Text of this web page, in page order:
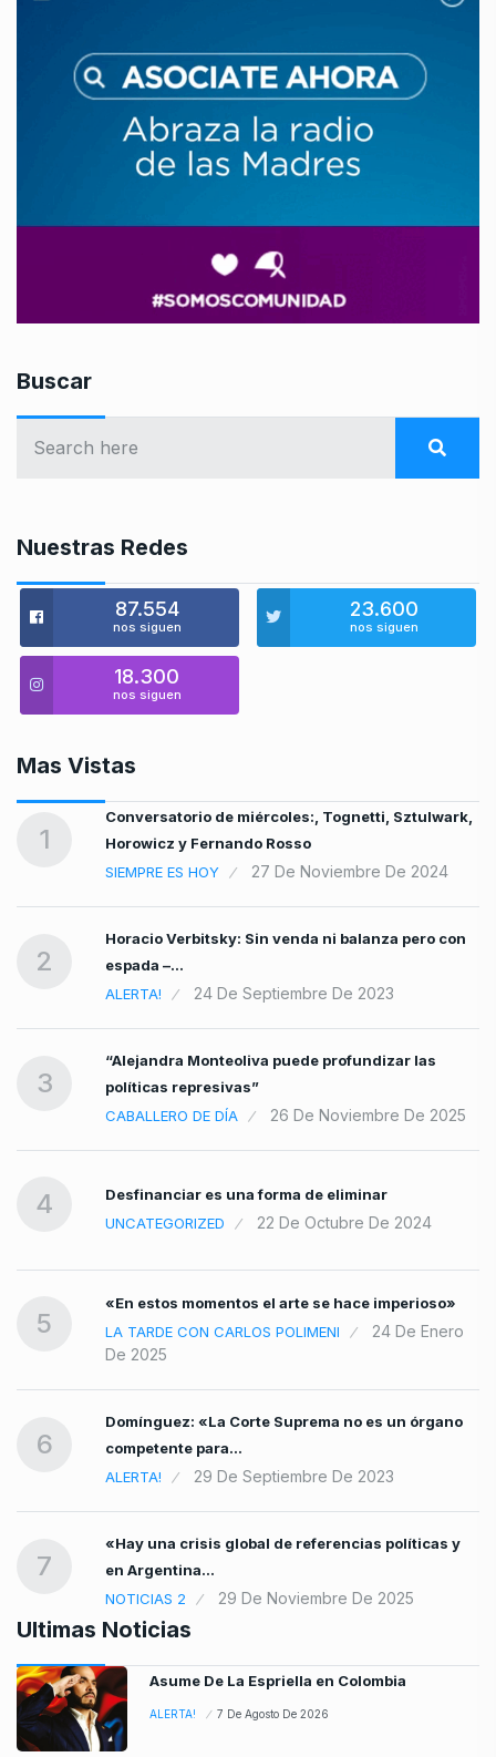
Buscar
Nuestras Redes
87.554
nos siguen
23.600
nos siguen
18.300
nos siguen
Mas Vistas
1
Conversatorio de miércoles:, Tognetti, Sztulwark,
Horowicz y Fernando Rosso
SIEMPRE ES HOY
27 De Noviembre De 2024
2
Horacio Verbitsky: Sin venda ni balanza pero con
espada –…
ALERTA!
24 De Septiembre De 2023
3
“Alejandra Monteoliva puede profundizar las
políticas represivas”
CABALLERO DE DÍA
26 De Noviembre De 2025
4
Desfinanciar es una forma de eliminar
UNCATEGORIZED
22 De Octubre De 2024
5
«En estos momentos el arte se hace imperioso»
LA TARDE CON CARLOS POLIMENI
24 De Enero
De 2025
6
Domínguez: «La Corte Suprema no es un órgano
competente para…
ALERTA!
29 De Septiembre De 2023
7
«Hay una crisis global de referencias políticas y
en Argentina…
NOTICIAS 2
29 De Noviembre De 2025
Ultimas Noticias
Asume De La Espriella en Colombia
ALERTA! 7 De Agosto De 2026